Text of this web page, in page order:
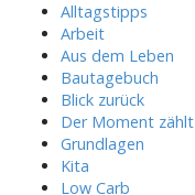
Alltagstipps
Arbeit
Aus dem Leben
Bautagebuch
Blick zurück
Der Moment zählt
Grundlagen
Kita
Low Carb